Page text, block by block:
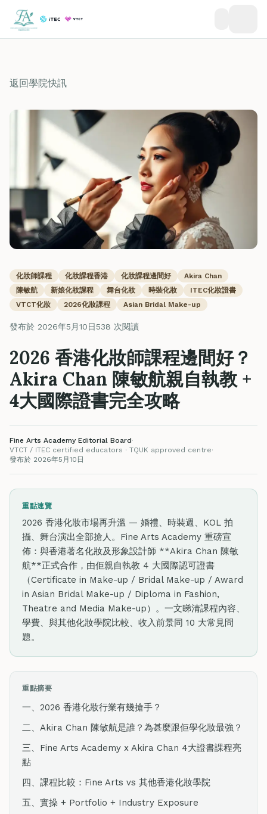
返回學院快訊
化妝師課程 化妝課程香港 化妝課程邊間好
Akira Chan
陳敏航
新娘化妝課程 舞台化妝 時裝化妝
ITEC化妝證書
VTCT化妝
2026化妝課程 Asian Bridal Make-up
發布於 2026年5月10日538 次閱讀
2026 香港化妝師課程邊間好？
Akira Chan 陳敏航親自執教 +
4大國際證書完全攻略
Fine Arts Academy Editorial Board·
VTCT / ITEC certified educators · TQUK approved centre·
發布於 2026年5月10日
重點速覽
2026 香港化妝市場再升溫 — 婚禮、時裝週、KOL 拍
攝、舞台演出全部搶人。Fine Arts Academy 重磅宣
佈：與香港著名化妝及形象設計師 **Akira Chan 陳敏
航**正式合作，由佢親自執教 4 大國際認可證書
（Certificate in Make-up / Bridal Make-up / Award
in Asian Bridal Make-up / Diploma in Fashion,
Theatre and Media Make-up）。一文睇清課程內容、
學費、與其他化妝學院比較、收入前景同 10 大常見問
題。
重點摘要
一、2026 香港化妝行業有幾搶手？
二、Akira Chan 陳敏航是誰？為甚麼跟佢學化妝最強？
三、Fine Arts Academy x Akira Chan 4大證書課程亮
點
四、課程比較：Fine Arts vs 其他香港化妝學院
五、實操 + Portfolio + Industry Exposure